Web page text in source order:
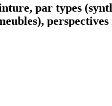
par types